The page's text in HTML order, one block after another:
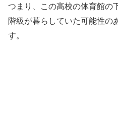
つまり、この高校の体育館の
階級が暮らしていた可能性の
す。